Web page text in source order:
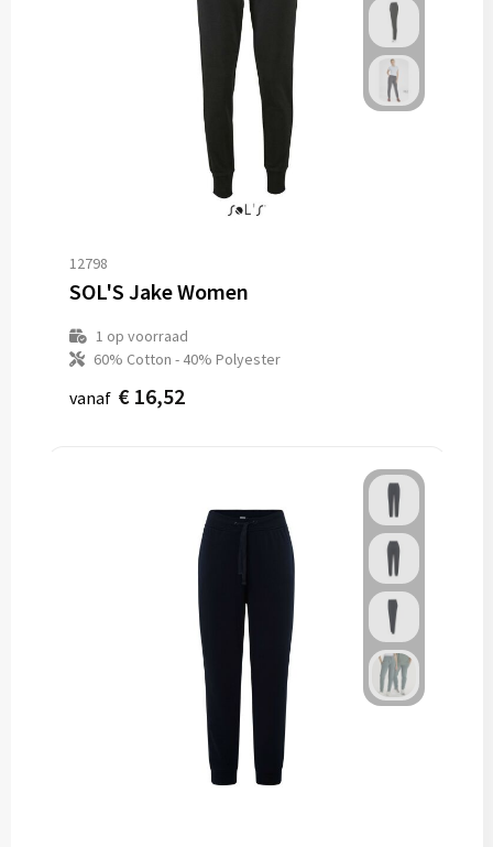
12798
SOL'S Jake Women
1 op voorraad
60% Cotton - 40% Polyester
vanaf € 16,52